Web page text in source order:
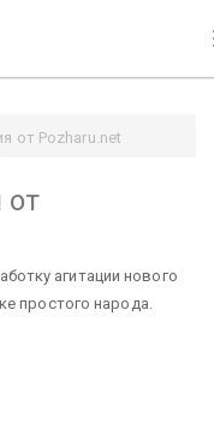
от Pozharu.net
от
агитации нового
простого народа.